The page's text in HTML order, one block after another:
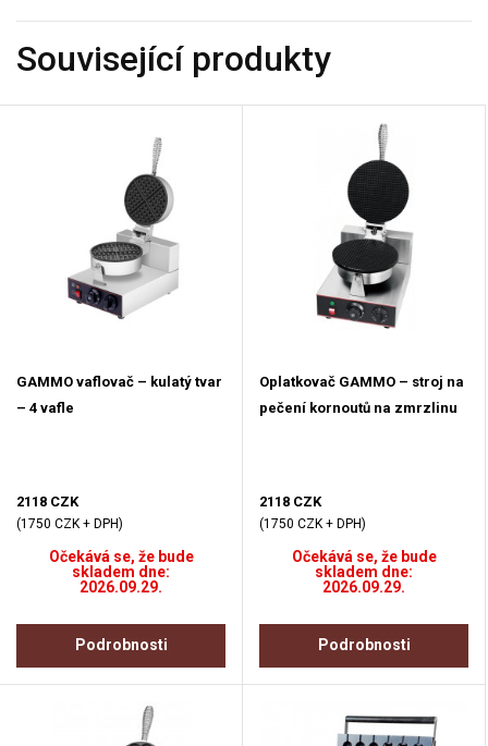
Související produkty
GAMMO vaflovač – kulatý tvar
– 4 vafle
2118 CZK
(1750 CZK + DPH)
Očekává se, že bude
skladem dne:
2026.09.29.
Podrobnosti
Oplatkovač GAMMO – stroj na
pečení kornoutů na zmrzlinu
2118 CZK
(1750 CZK + DPH)
Očekává se, že bude
skladem dne:
2026.09.29.
Podrobnosti